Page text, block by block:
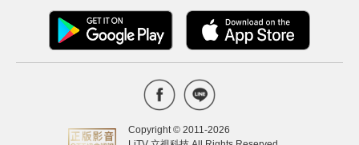
Copyright © 2011-2026